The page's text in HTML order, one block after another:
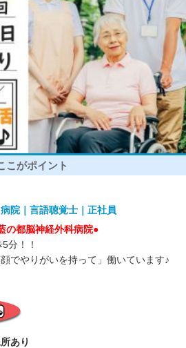
こがポイント
院｜言語聴覚士｜正社員
都脳神経外科病院●
分！！
でやりがいを持って」働いています♪
あり